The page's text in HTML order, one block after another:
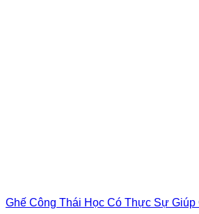
Ghế Công Thái Học Có Thực Sự